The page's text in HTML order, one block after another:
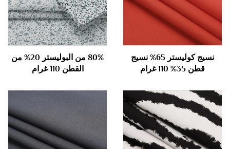
نسيج كوليستر 65% نسيج
قطن 35% 110 غرام
80% من البوليستر 20% من
القطن 110 غرام